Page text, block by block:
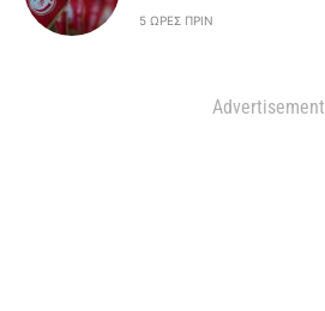
5 ΏΡΕΣ ΠΡΙΝ
Advertisement